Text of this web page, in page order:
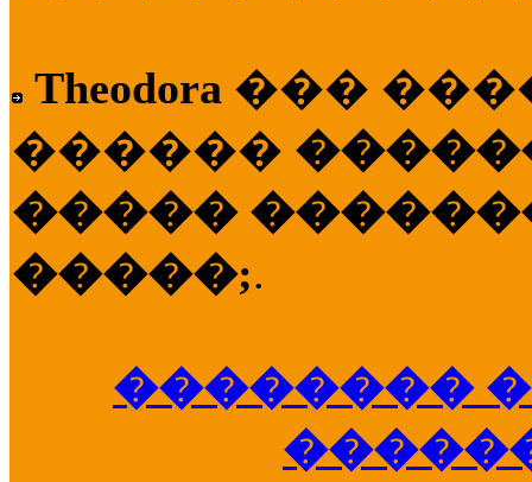
Theodora ���
������
�����
�����;.
��������